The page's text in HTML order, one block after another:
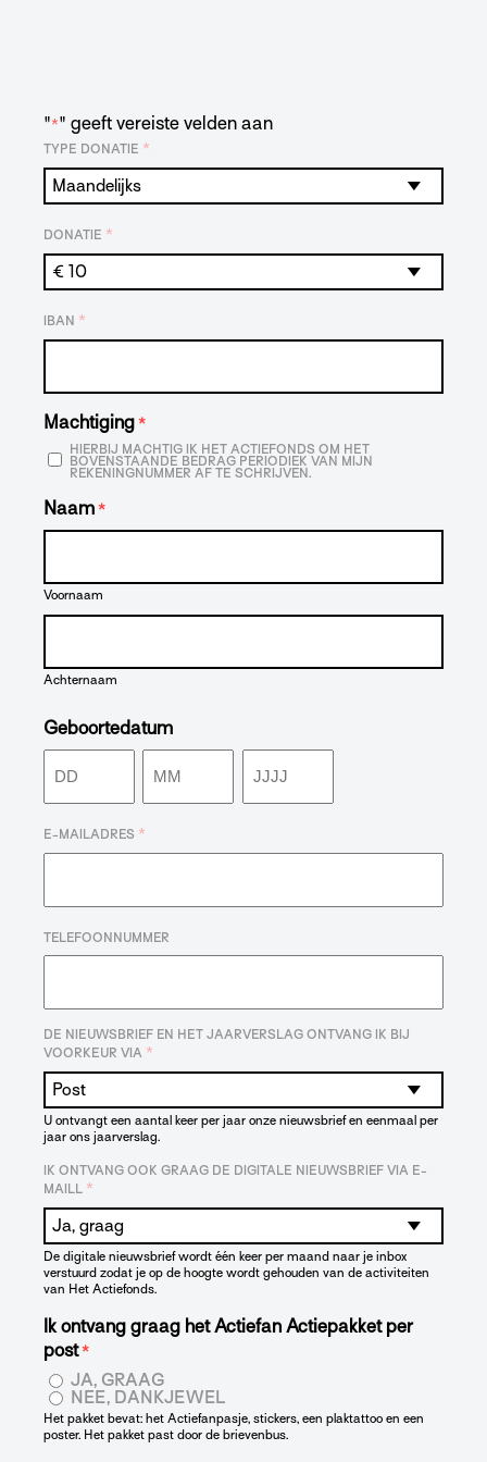
"*" geeft vereiste velden aan
TYPE DONATIE *
DONATIE *
IBAN *
Machtiging *
HIERBIJ MACHTIG IK HET ACTIEFONDS OM HET
BOVENSTAANDE BEDRAG PERIODIEK VAN MIJN
REKENINGNUMMER AF TE SCHRIJVEN.
Naam *
Voornaam
Achternaam
Geboortedatum
Dag Maand Jaar
E-MAILADRES *
TELEFOONNUMMER
DE NIEUWSBRIEF EN HET JAARVERSLAG ONTVANG IK BIJ
VOORKEUR VIA *
U ontvangt een aantal keer per jaar onze nieuwsbrief en eenmaal per
jaar ons jaarverslag.
IK ONTVANG OOK GRAAG DE DIGITALE NIEUWSBRIEF VIA E-
MAILL *
De digitale nieuwsbrief wordt één keer per maand naar je inbox
verstuurd zodat je op de hoogte wordt gehouden van de activiteiten
van Het Actiefonds.
Ik ontvang graag het Actiefan Actiepakket per
post *
JA, GRAAG
NEE, DANKJEWEL
Het pakket bevat: het Actiefanpasje, stickers, een plaktattoo en een
poster. Het pakket past door de brievenbus.